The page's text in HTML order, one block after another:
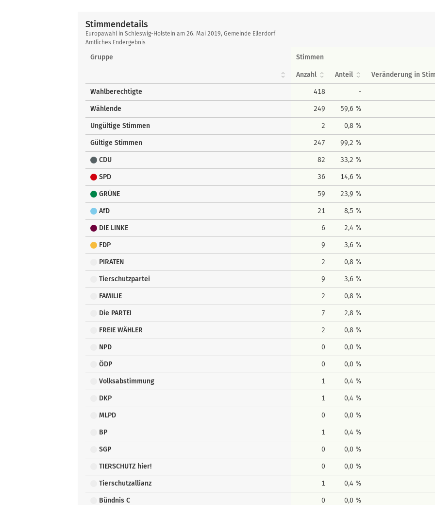
Stimmendetails
Stimmendetails
Europawahl in Schleswig-Holstein am 26. Mai 2019, Gemeinde Ellerdorf
Amtliches Endergebnis
Gruppe Stimmen
Anzahl Anteil Veränderung in
Wahlberechtigte 418 -
Wählende 249 59,6 %
Ungültige Stimmen 2 0,8 %
Gültige Stimmen 247 99,2 %
CDU 82 33,2 %
SPD 36 14,6 %
GRÜNE 59 23,9 %
AfD 21 8,5 %
DIE LINKE 6 2,4 %
FDP 9 3,6 %
PIRATEN 2 0,8 %
Tierschutzpartei 9 3,6 %
FAMILIE 2 0,8 %
Die PARTEI 7 2,8 %
FREIE WÄHLER 2 0,8 %
NPD 0 0,0 %
ÖDP 0 0,0 %
Volksabstimmung 1 0,4 %
DKP 1 0,4 %
MLPD 0 0,0 %
BP 1 0,4 %
SGP 0 0,0 %
TIERSCHUTZ hier! 0 0,0 %
Tierschutzallianz 1 0,4 %
Bündnis C 0 0,0 %